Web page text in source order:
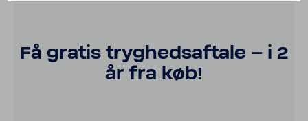
Få gratis tryghed­saf­tale – i 2
år fra køb!